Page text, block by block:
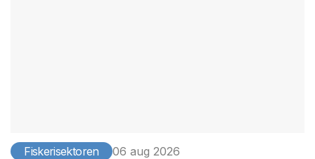
Fiskerisektoren 06 aug 2026